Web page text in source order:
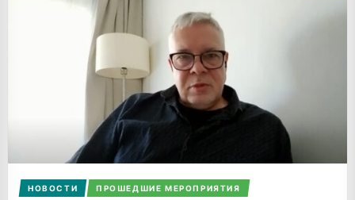
НОВОСТИ ПРОШЕДШИЕ МЕРОПРИЯТИЯ